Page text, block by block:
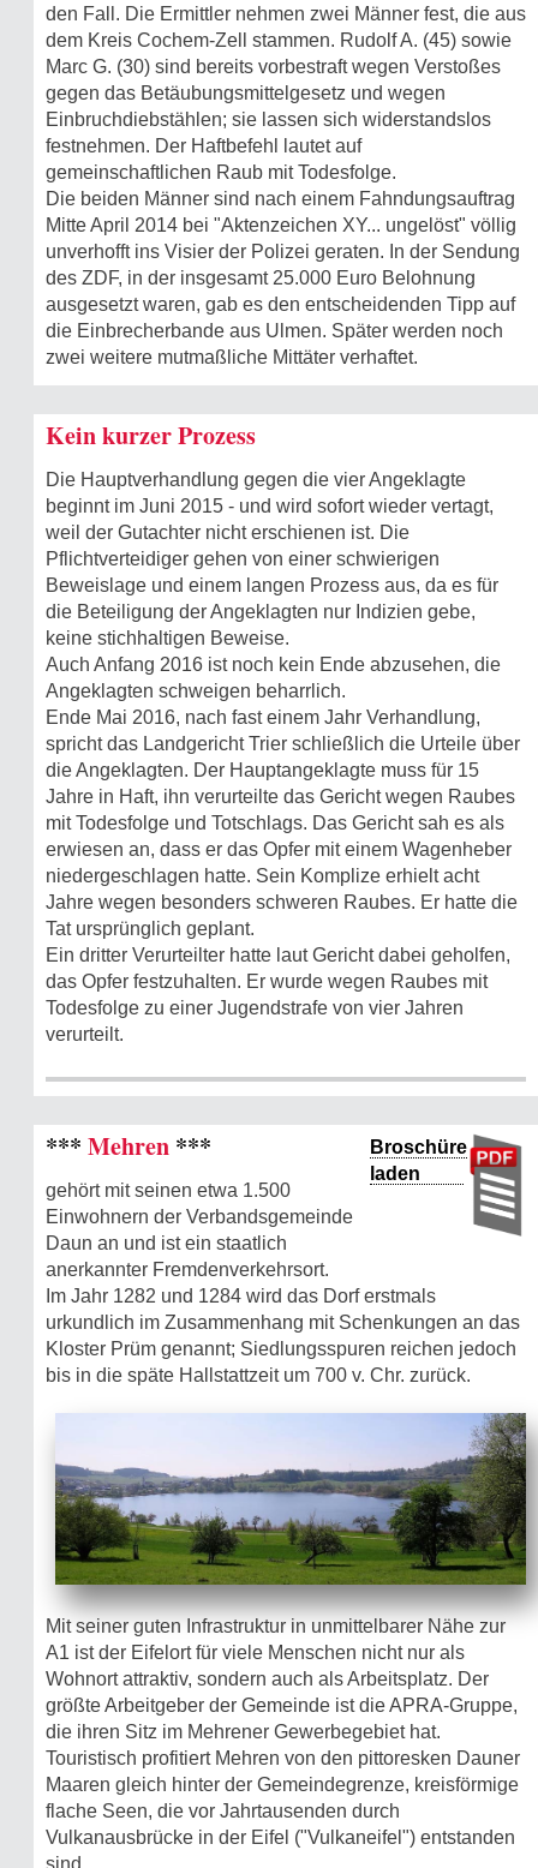
den Fall. Die Ermittler nehmen zwei Männer fest, die aus
dem Kreis Cochem-Zell stammen. Rudolf A. (45) sowie
Marc G. (30) sind bereits vorbestraft wegen Verstoßes
gegen das Betäubungsmittelgesetz und wegen
Einbruchdiebstählen; sie lassen sich widerstandslos
festnehmen. Der Haftbefehl lautet auf
gemeinschaftlichen Raub mit Todesfolge.
Die beiden Männer sind nach einem Fahndungsauftrag
Mitte April 2014 bei "Aktenzeichen XY... ungelöst" völlig
unverhofft ins Visier der Polizei geraten. In der Sendung
des ZDF, in der insgesamt 25.000 Euro Belohnung
ausgesetzt waren, gab es den entscheidenden Tipp auf
die Einbrecherbande aus Ulmen. Später werden noch
zwei weitere mutmaßliche Mittäter verhaftet.
Kein kurzer Prozess
Die Hauptverhandlung gegen die vier Angeklagte
beginnt im Juni 2015 - und wird sofort wieder vertagt,
weil der Gutachter nicht erschienen ist. Die
Pflichtverteidiger gehen von einer schwierigen
Beweislage und einem langen Prozess aus, da es für
die Beteiligung der Angeklagten nur Indizien gebe,
keine stichhaltigen Beweise.
Auch Anfang 2016 ist noch kein Ende abzusehen, die
Angeklagten schweigen beharrlich.
Ende Mai 2016, nach fast einem Jahr Verhandlung,
spricht das Landgericht Trier schließlich die Urteile über
die Angeklagten. Der Hauptangeklagte muss für 15
Jahre in Haft, ihn verurteilte das Gericht wegen Raubes
mit Todesfolge und Totschlags. Das Gericht sah es als
erwiesen an, dass er das Opfer mit einem Wagenheber
niedergeschlagen hatte. Sein Komplize erhielt acht
Jahre wegen besonders schweren Raubes. Er hatte die
Tat ursprünglich geplant.
Ein dritter Verurteilter hatte laut Gericht dabei geholfen,
das Opfer festzuhalten. Er wurde wegen Raubes mit
Todesfolge zu einer Jugendstrafe von vier Jahren
verurteilt.
Broschüre
laden
*** Mehren ***
gehört mit seinen etwa 1.500
Einwohnern der Verbandsgemeinde
Daun an und ist ein staatlich
anerkannter Fremdenverkehrsort.
Im Jahr 1282 und 1284 wird das Dorf erstmals
urkundlich im Zusammenhang mit Schenkungen an das
Kloster Prüm genannt; Siedlungsspuren reichen jedoch
bis in die späte Hallstattzeit um 700 v. Chr. zurück.
Mit seiner guten Infrastruktur in unmittelbarer Nähe zur
A1 ist der Eifelort für viele Menschen nicht nur als
Wohnort attraktiv, sondern auch als Arbeitsplatz. Der
größte Arbeitgeber der Gemeinde ist die APRA-Gruppe,
die ihren Sitz im Mehrener Gewerbegebiet hat.
Touristisch profitiert Mehren von den pittoresken Dauner
Maaren gleich hinter der Gemeindegrenze, kreisförmige
flache Seen, die vor Jahrtausenden durch
Vulkanausbrücke in der Eifel ("Vulkaneifel") entstanden
sind.